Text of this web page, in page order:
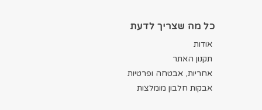
כל מה שצריך לדעת
אודות
תקנון האתר
אחריות, אבטחה ופרטיות
אבקות חלבון מומלצות